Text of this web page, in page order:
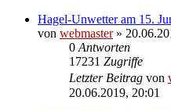
Hagel-Unwetter am 15.
von webmaster»
0 Antworten
17231 Zugriffe
Letzter Beitrag von
20.06.2019, 20:01